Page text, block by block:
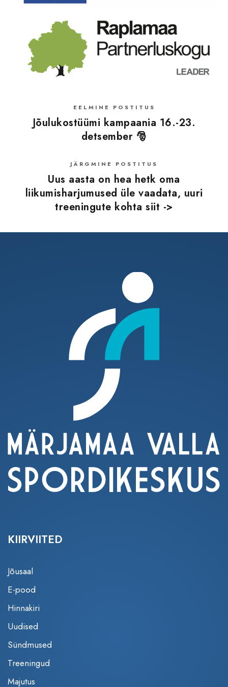
EELMINE POSTITUS
Jõulukostüümi kampaania 16.-23.
detsember 🎅
JÄRGMINE POSTITUS
Uus aasta on hea hetk oma
liikumisharjumused üle vaadata, uuri
treeningute kohta siit ->
KIIRVIITED
Jõusaal
E-pood
Hinnakiri
Uudised
Sündmused
Treeningud
Majutus